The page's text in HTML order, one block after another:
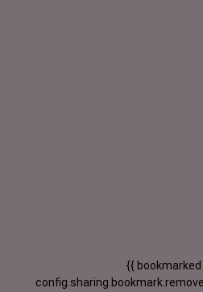
{{ bookmarked